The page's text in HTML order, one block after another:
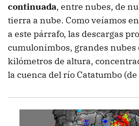
continuada, entre nubes, de
tierra a nube. Como veíamos
a este párrafo, las descargas
cumulonimbos, grandes nubes
kilómetros de altura,
la cuenca del río Catatumbo